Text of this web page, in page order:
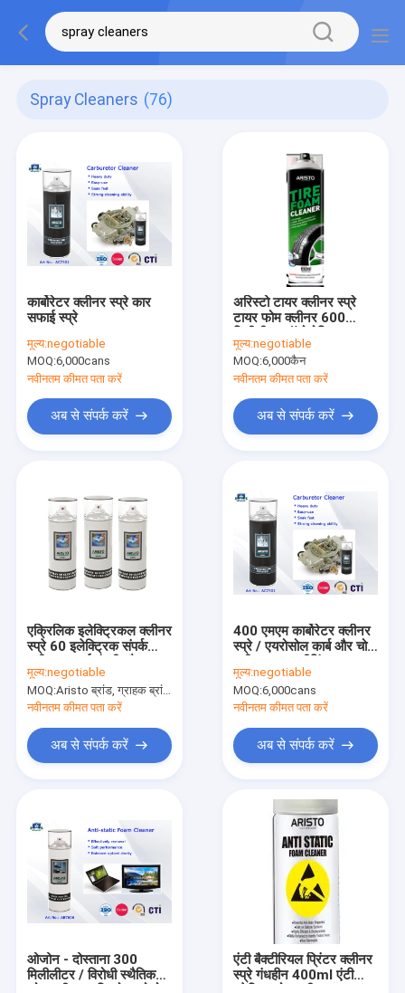
Spray Cleaners (76)
कार्बोरेटर क्लीनर स्प्रे कार
सफाई स्प्रे
मूल्य:negotiable
MOQ:6,000cans
नवीनतम कीमत पता करें
अब से संपर्क करें
अरिस्टो टायर क्लीनर स्प्रे
टायर फोम क्लीनर 600
सीटीआई
मूल्य:negotiable
MOQ:6,000कैन
नवीनतम कीमत पता करें
अब से संपर्क करें
एक्रिलिक इलेक्ट्रिकल क्लीनर
स्प्रे 60 इलेक्ट्रिक संपर्क
विरोधी जंग के लिए स्प्रे
मूल्य:negotiable
MOQ:Aristo ब्रांड, ग्राहक ब्रांड के लिए 15000pcs के लिए 6000pcs
नवीनतम कीमत पता करें
अब से संपर्क करें
400 एमएम कार्बोरेटर क्लीनर
स्प्रे / एयरोसोल कार्ब और चोक
मूल्य:negotiable
MOQ:6,000cans
नवीनतम कीमत पता करें
अब से संपर्क करें
ओजोन - दोस्ताना 300
मिलीलीटर / विरोधी स्थैतिक
एंटी बैक्टीरियल प्रिंटर क्लीनर
स्प्रे गंधहीन 400ml एंटी